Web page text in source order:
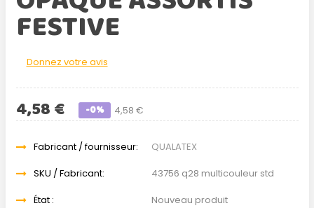
FESTIVE
Donnez votre avis
4,58 €
4,58 € -0%
Fabricant / fournisseur:
QUALATEX
SKU / Fabricant:
43756 q28 multicouleur std
État :
Nouveau produit